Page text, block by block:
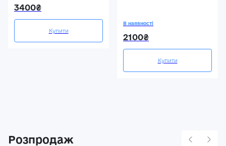
3400₴
Купити
В наявності
2100₴
Купити
Розпродаж